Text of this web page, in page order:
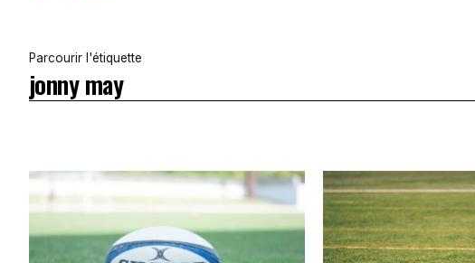
Parcourir l'étiquette
jonny may